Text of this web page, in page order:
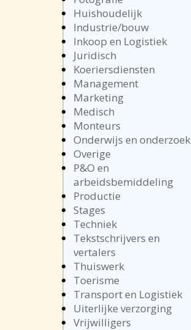
Huishoudelijk
Industrie/bouw
Inkoop en Logistiek
Juridisch
Koeriersdiensten
Management
Marketing
Medisch
Monteurs
Onderwijs en onderzoek
Overige
P&O en
arbeidsbemiddeling
Productie
Stages
Techniek
Tekstschrijvers en
vertalers
Thuiswerk
Toerisme
Transport en Logistiek
Uiterlijke verzorging
Vrijwilligers